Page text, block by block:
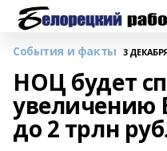
События и факты 3
НОЦ будет
до 2 трлн